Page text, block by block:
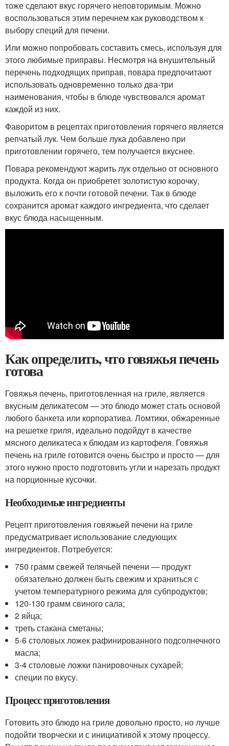
тоже сделают вкус горячего неповторимым. Можно
воспользоваться этим перечнем как руководством к
выбору специй для печени.
Или можно попробовать составить смесь, используя для
этого любимые приправы. Несмотря на внушительный
перечень подходящих приправ, повара предпочитают
использовать одновременно только два-три
наименования, чтобы в блюде чувствовался аромат
каждой из них.
Фаворитом в рецептах приготовления горячего является
репчатый лук. Чем больше лука добавлено при
приготовлении горячего, тем получается вкуснее.
Повара рекомендуют жарить лук отдельно от основного
продукта. Когда он приобретет золотистую корочку,
выложить его к почти готовой печени. Так в блюде
сохранится аромат каждого ингредиента, что сделает
вкус блюда насыщенным.
Как определить, что говяжья печень
готова
Говяжья печень, приготовленная на гриле, является
вкусным деликатесом — это блюдо может стать основой
любого банкета или корпоратива. Ломтики, обжаренные
на решетке гриля, идеально подойдут в качестве
мясного деликатеса к блюдам из картофеля. Говяжья
печень на гриле готовится очень быстро и просто — для
этого нужно просто подготовить угли и нарезать продукт
на порционные кусочки.
Необходимые ингредиенты
Рецепт приготовления говяжьей печени на гриле
предусматривает использование следующих
ингредиентов. Потребуется:
750 грамм свежей телячьей печени — продукт
обязательно должен быть свежим и храниться с
учетом температурного режима для субпродуктов;
120-130 грамм свиного сала;
2 яйца;
треть стакана сметаны;
5-6 столовых ложек рафинированного подсолнечного
масла;
3-4 столовые ложки панировочных сухарей;
специи по вкусу.
Процесс приготовления
Готовить это блюдо на гриле довольно просто, но лучше
подойти творчески и с инициативой к этому процессу.